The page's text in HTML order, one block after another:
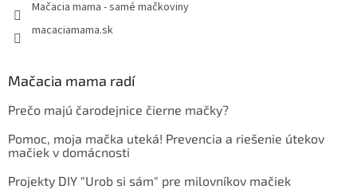
Mačacia mama - samé mačkoviny
macaciamama.sk
Mačacia mama radí
Prečo majú čarodejnice čierne mačky?
Pomoc, moja mačka uteká! Prevencia a riešenie útekov
mačiek v domácnosti
Projekty DIY "Urob si sám" pre milovníkov mačiek